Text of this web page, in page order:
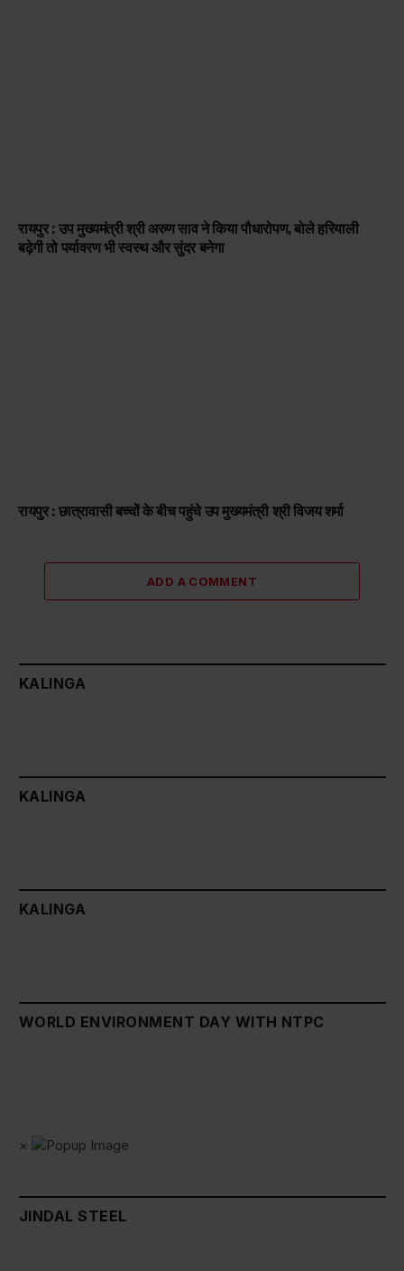
रायपुर : उप मुख्यमंत्री श्री अरुण साव ने किया पौधारोपण, बोले हरियाली
बढ़ेगी तो पर्यावरण भी स्वस्थ और सुंदर बनेगा
रायपुर : छात्रावासी बच्चों के बीच पहुंचे उप मुख्यमंत्री श्री विजय शर्मा
ADD A COMMENT
KALINGA
KALINGA
KALINGA
WORLD ENVIRONMENT DAY WITH NTPC
×
JINDAL STEEL